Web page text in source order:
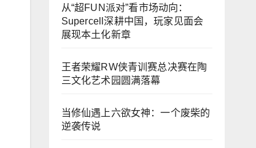
从“超FUN派对”看市场动向：
Supercell深耕中国，玩家见面会
展现本土化新章
王者荣耀RW侠青训赛总决赛在陶
三文化艺术园圆满落幕
当修仙遇上六欲女神：一个废柴的
逆袭传说